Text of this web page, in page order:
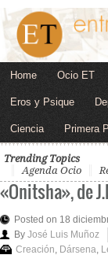
Home Ocio ET
Eros y Psique
Ciencia Primera
Trending Topics
Agenda Ocio
«Onitsha», de
Posted on 18
By José Luis Muñoz
Creación Dársena